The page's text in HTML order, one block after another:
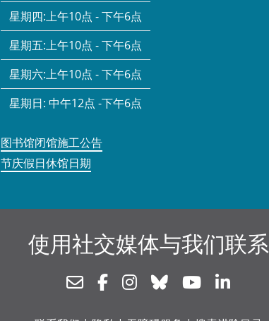
星期四:上午10点 - 下午6点
星期五:上午10点 - 下午6点
星期六:上午10点 - 下午6点
星期日: 中午12点 -下午6点
图书馆闭馆施工公告
节庆假日休馆日期
使用社交媒体与我们联系
NewsletterFacebookInstagram
Bluesky Youtube